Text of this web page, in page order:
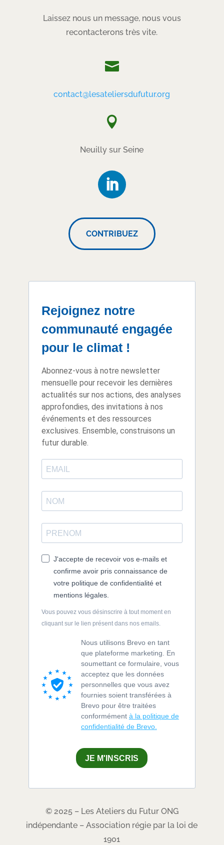
Laissez nous un message, nous vous
recontacterons très vite.

contact@lesateliersdufutur.org

Neuilly sur Seine
CONTRIBUEZ
Rejoignez notre
communauté engagée
pour le climat !
Abonnez-vous à notre newsletter
mensuelle pour recevoir les dernières
actualités sur nos actions, des analyses
approfondies, des invitations à nos
événements et des ressources
exclusives. Ensemble, construisons un
futur durable.
J'accepte de recevoir vos e-mails et
confirme avoir pris connaissance de
votre politique de confidentialité et
mentions légales.
Vous pouvez vous désinscrire à tout moment en
cliquant sur le lien présent dans nos emails.
Nous utilisons Brevo en tant
que plateforme marketing. En
soumettant ce formulaire, vous
acceptez que les données
personnelles que vous avez
fournies soient transférées à
Brevo pour être traitées
conformément à la politique de
confidentialité de Brevo.
JE M'INSCRIS
© 2025 – Les Ateliers du Futur ONG
indépendante – Association régie par la loi de
1901